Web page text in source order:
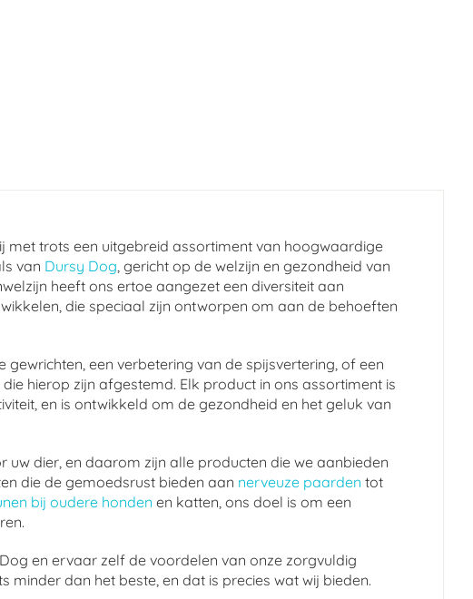
trots een uitgebreid assortiment van hoogwaardige
van Dursy Dog, gericht op de welzijn en gezondheid van
heeft ons ertoe aangezet een diversiteit aan
die speciaal zijn ontworpen om aan de behoeften
een verbetering van de spijsvertering, of een
hierop zijn afgestemd. Elk product in ons assortiment is
en is ontwikkeld om de gezondheid en het geluk van
uw dier, en daarom zijn alle producten die we aanbieden
die de gemoedsrust bieden aan nerveuze paarden tot
bij oudere honden en katten, ons doel is om een
en ervaar zelf de voordelen van onze zorgvuldig
dan het beste, en dat is precies wat wij bieden.